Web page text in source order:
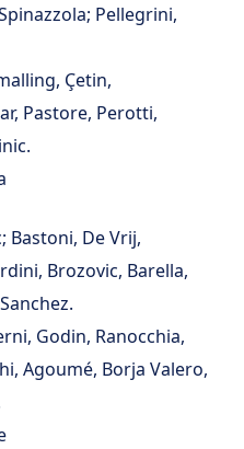
Pellegrini,
Çetin,
Pastore, Perotti,
Bastoni, De Vrij,
Brozovic, Barella,
Godin, Ranocchia,
Agoumé, Borja Valero,